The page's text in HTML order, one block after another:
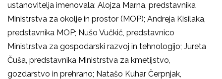
ustanovitelja imenovala: Alojza Marna, predstavnika
Ministrstva za okolje in prostor (MOP); Andreja Kisilaka,
predstavnika MOP; Nušo Vučkič, predstavnico
Ministrstva za gospodarski razvoj in tehnologijo; Jureta
Čuša, predstavnika Ministrstva za kmetijstvo,
gozdarstvo in prehrano; Natašo Kuhar Čerpnjak,